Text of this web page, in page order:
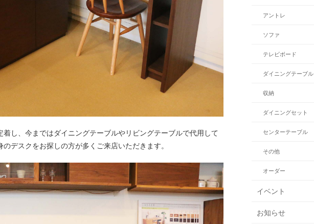
し、今まではダイニングテーブルやリビングテーブルで代用して
デスクをお探しの方が多くご来店いただきます。
アントレ
ソファ
テレビボード
ダイニングテーブル
収納
ダイニングセット
センターテーブル
その他
オーダー
イベント
お知らせ